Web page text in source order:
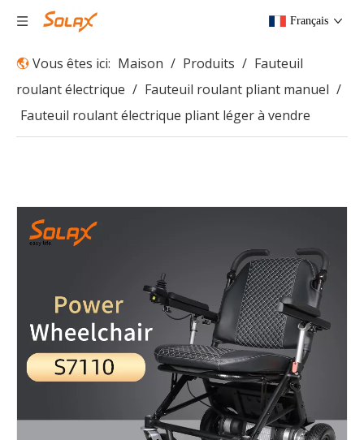
Français
Vous êtes ici: Maison / Produits / Fauteuil
roulant électrique / Fauteuil roulant pliant manuel /
Fauteuil roulant électrique pliant léger à vendre